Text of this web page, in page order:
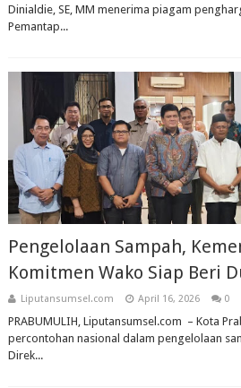
Dinialdie, SE, MM menerima piagam
Pemantap...
Pengelolaan Sampah,
Komitmen Wako Siap Beri
Liputansumsel.com April 16, 2026 0
PRABUMULIH, Liputansumsel.com – Kota
percontohan nasional dalam pengelolaan
Direk...